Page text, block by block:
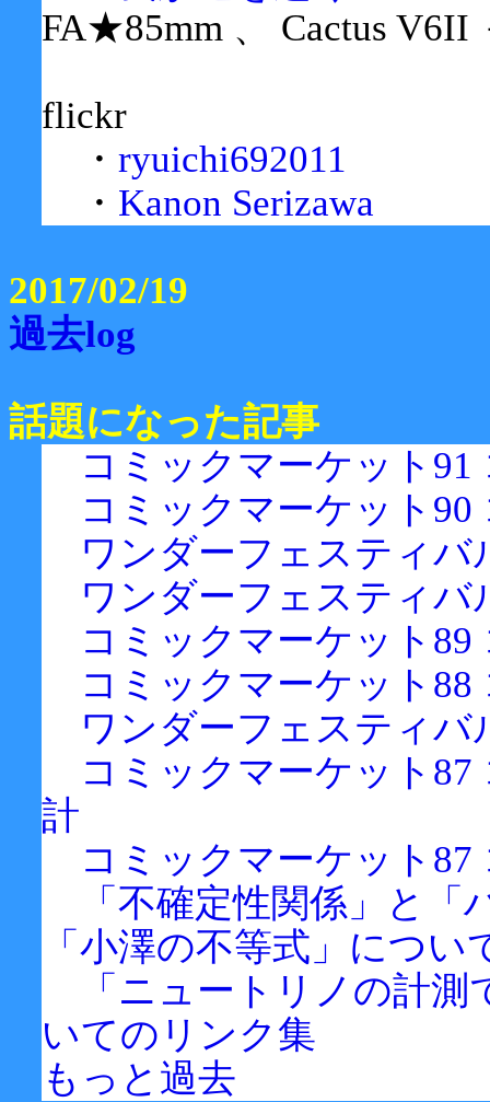
FA★85mm 、 Cactus V6II
flickr
・ ryuichi692011
・ Kanon Serizawa
2017/02/19
過去log
話題になった記事
コミックマーケット
コミックマーケット
ワンダーフェスティバ
ワンダーフェスティバ
コミックマーケット
コミックマーケット
ワンダーフェスティバ
コミックマーケット
計
コミックマーケット
「不確定性関係」と
「小澤の不等式」につい
「ニュートリノの計
いてのリンク集
もっと過去